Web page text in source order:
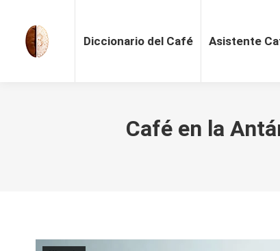
Diccionario del Café Asistente
Café en la